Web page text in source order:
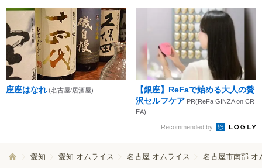
座座はなれ (名古屋/居酒屋)
【銀座】ReFaで始める大人の贅
沢セルフケア PR(ReFa GINZA on CR
EA)
Recommended by
愛知 愛知 オムライス 名古屋 オムライス 名古屋市南部 オ